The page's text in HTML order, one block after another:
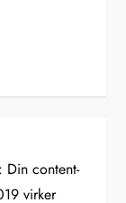
Din content-
virker